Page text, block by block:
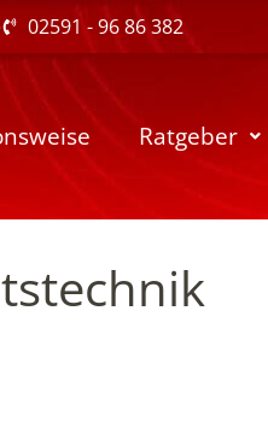
02591 - 96 86 382
Ratgeber